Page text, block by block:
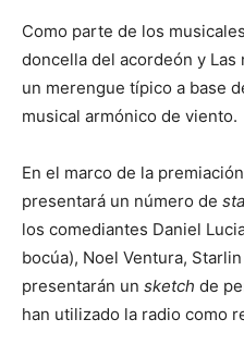
Como parte de los
doncella del acordeón y
un merengue típico a base
musical armónico de viento.
En el marco de la
presentará un número de
los comediantes Daniel
bocúa), Noel Ventura,
presentarán un sketch de
han utilizado la radio como